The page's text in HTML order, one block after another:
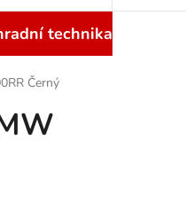
technika
Černý